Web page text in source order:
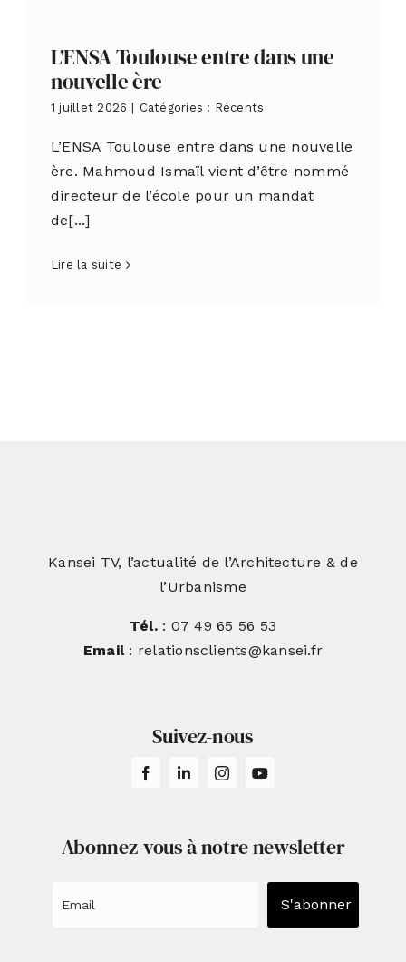
L’ENSA Toulouse entre dans une
nouvelle ère
1 juillet 2026 Catégories : Récents
L’ENSA Toulouse entre dans une nouvelle
ère. Mahmoud Ismaïl vient d’être nommé
directeur de l’école pour un mandat
de[...]
Lire la suite
Kansei TV, l’actualité de l’Architecture & de
l’Urbanisme
Tél.: 07 49 65 56 53
Email: relationsclients@kansei.fr
Suivez-nous
Abonnez-vous à notre newsletter
S'abonner